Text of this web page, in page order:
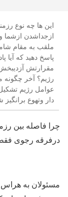
این ها چه نوع
ازجداشدن
ملقب به مقام
پاسخ دهید که
مقرارتش
رژیم؟ آخر چگونه
عوامل رژیم
دار وتهوع
چرا فاصله بین
درفرقه رجوی
مسئولان به هراس